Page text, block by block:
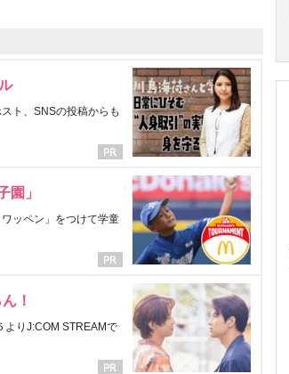
ト、SNSの投稿からも
園」
ッペン」をつけて学童
！
よりJ:COM STREAMで